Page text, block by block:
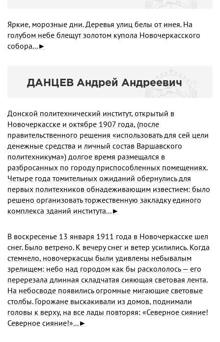
Яркие, морозные дни. Деревья улиц белы от инея. На
голубом небе блещут золотом купола Новочеркасского
собора...►
ДАНЦЕВ Андрей Андреевич
Донской политехнический институт, открытый в
Новочеркасске и октябре 1907 года, (после
правительственного решения «использовать для сей цели
денежные средства и личный состав Варшавского
политехникума») долгое время размещался в
разбросанных по городу приспособленных помещениях.
Четыре года томительных ожиданий обернулись для
первых политехников обнадеживающим известием: было
решено организовать торжественную закладку единого
комплекса зданий института...►
В воскресенье 13 января 1911 года в Новочеркасске шел
снег. Было ветрено. К вечеру снег и ветер усилились. Когда
стемнело, новочеркасцы были удивлены небывалым
зрелищем: небо над городом как бы раскололось — его
перерезала длинная складчатая сияющая световая лента.
На небосводе появились огромные мигающие световые
столбы. Горожане выскакивали из домов, поднимали
головы к верху, на все лады повторяя: «Северное сияние!
Северное сияние!»...►